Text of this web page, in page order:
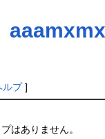
ルプ]
はありません。